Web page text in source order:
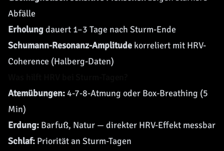
Abfälle
Erholungdauert 1–3 Tage nach Sturm-Ende
Schumann-Resonanz-Amplitude korreliert mit HRV-
Coherence (Halberg-Daten)
Atemübungen:4-7-8-Atmung oder Box-Breathing (5
Min)
Erdung: Barfuß, Natur — direkter HRV-Effekt messbar
Schlaf: Priorität an Sturm-Tagen